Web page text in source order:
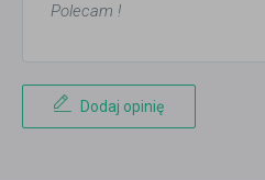
Polecam !
Dodaj opinię